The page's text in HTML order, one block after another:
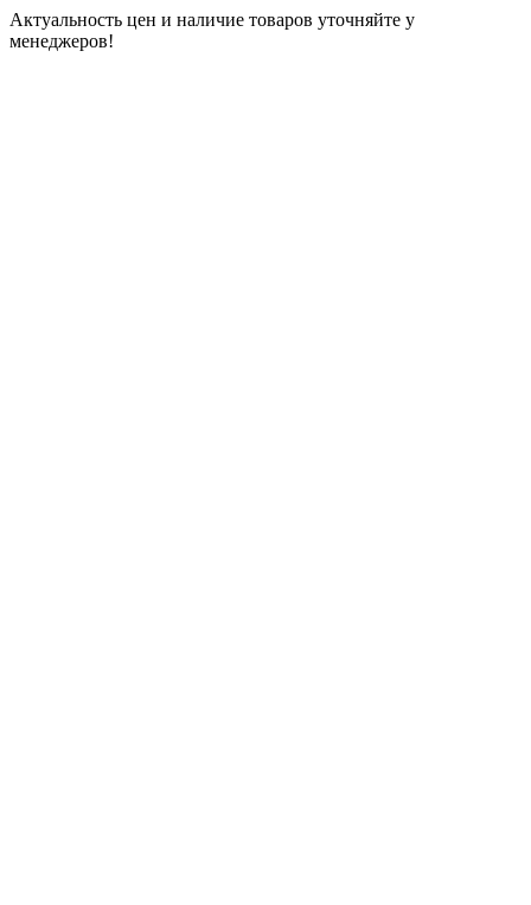
Актуальность цен и наличие товаров уточняйте у
менеджеров!